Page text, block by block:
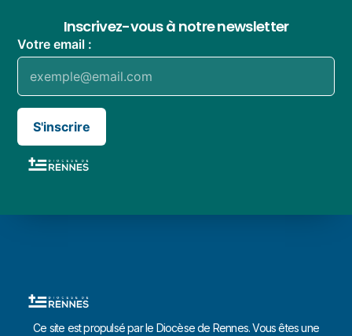
Inscrivez-vous à notre newsletter
Votre email :
S'inscrire
Ce site est propulsé par le Diocèse de Rennes. Vous êtes une